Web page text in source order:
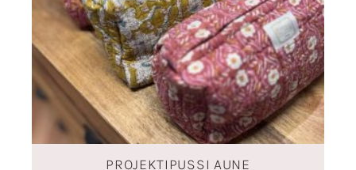
PROJEKTIPUSSI AUNE